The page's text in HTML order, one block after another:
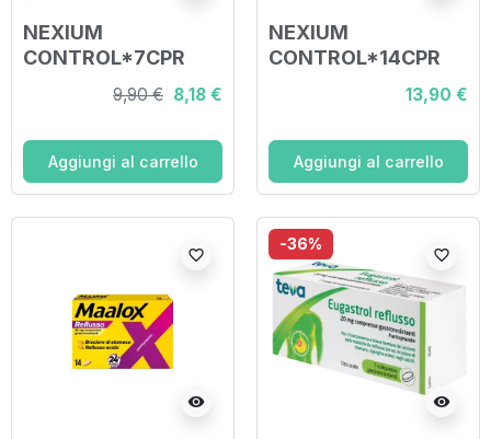
NEXIUM
CONTROL*7CPR
GASTR 20MG
9,90 € 8,18 €
Aggiungi al carrello
NEXIUM
CONTROL*14CPR
13,90 €
Aggiungi al carrello
visibility
favorite_border
-36%
visibility
favorite_border